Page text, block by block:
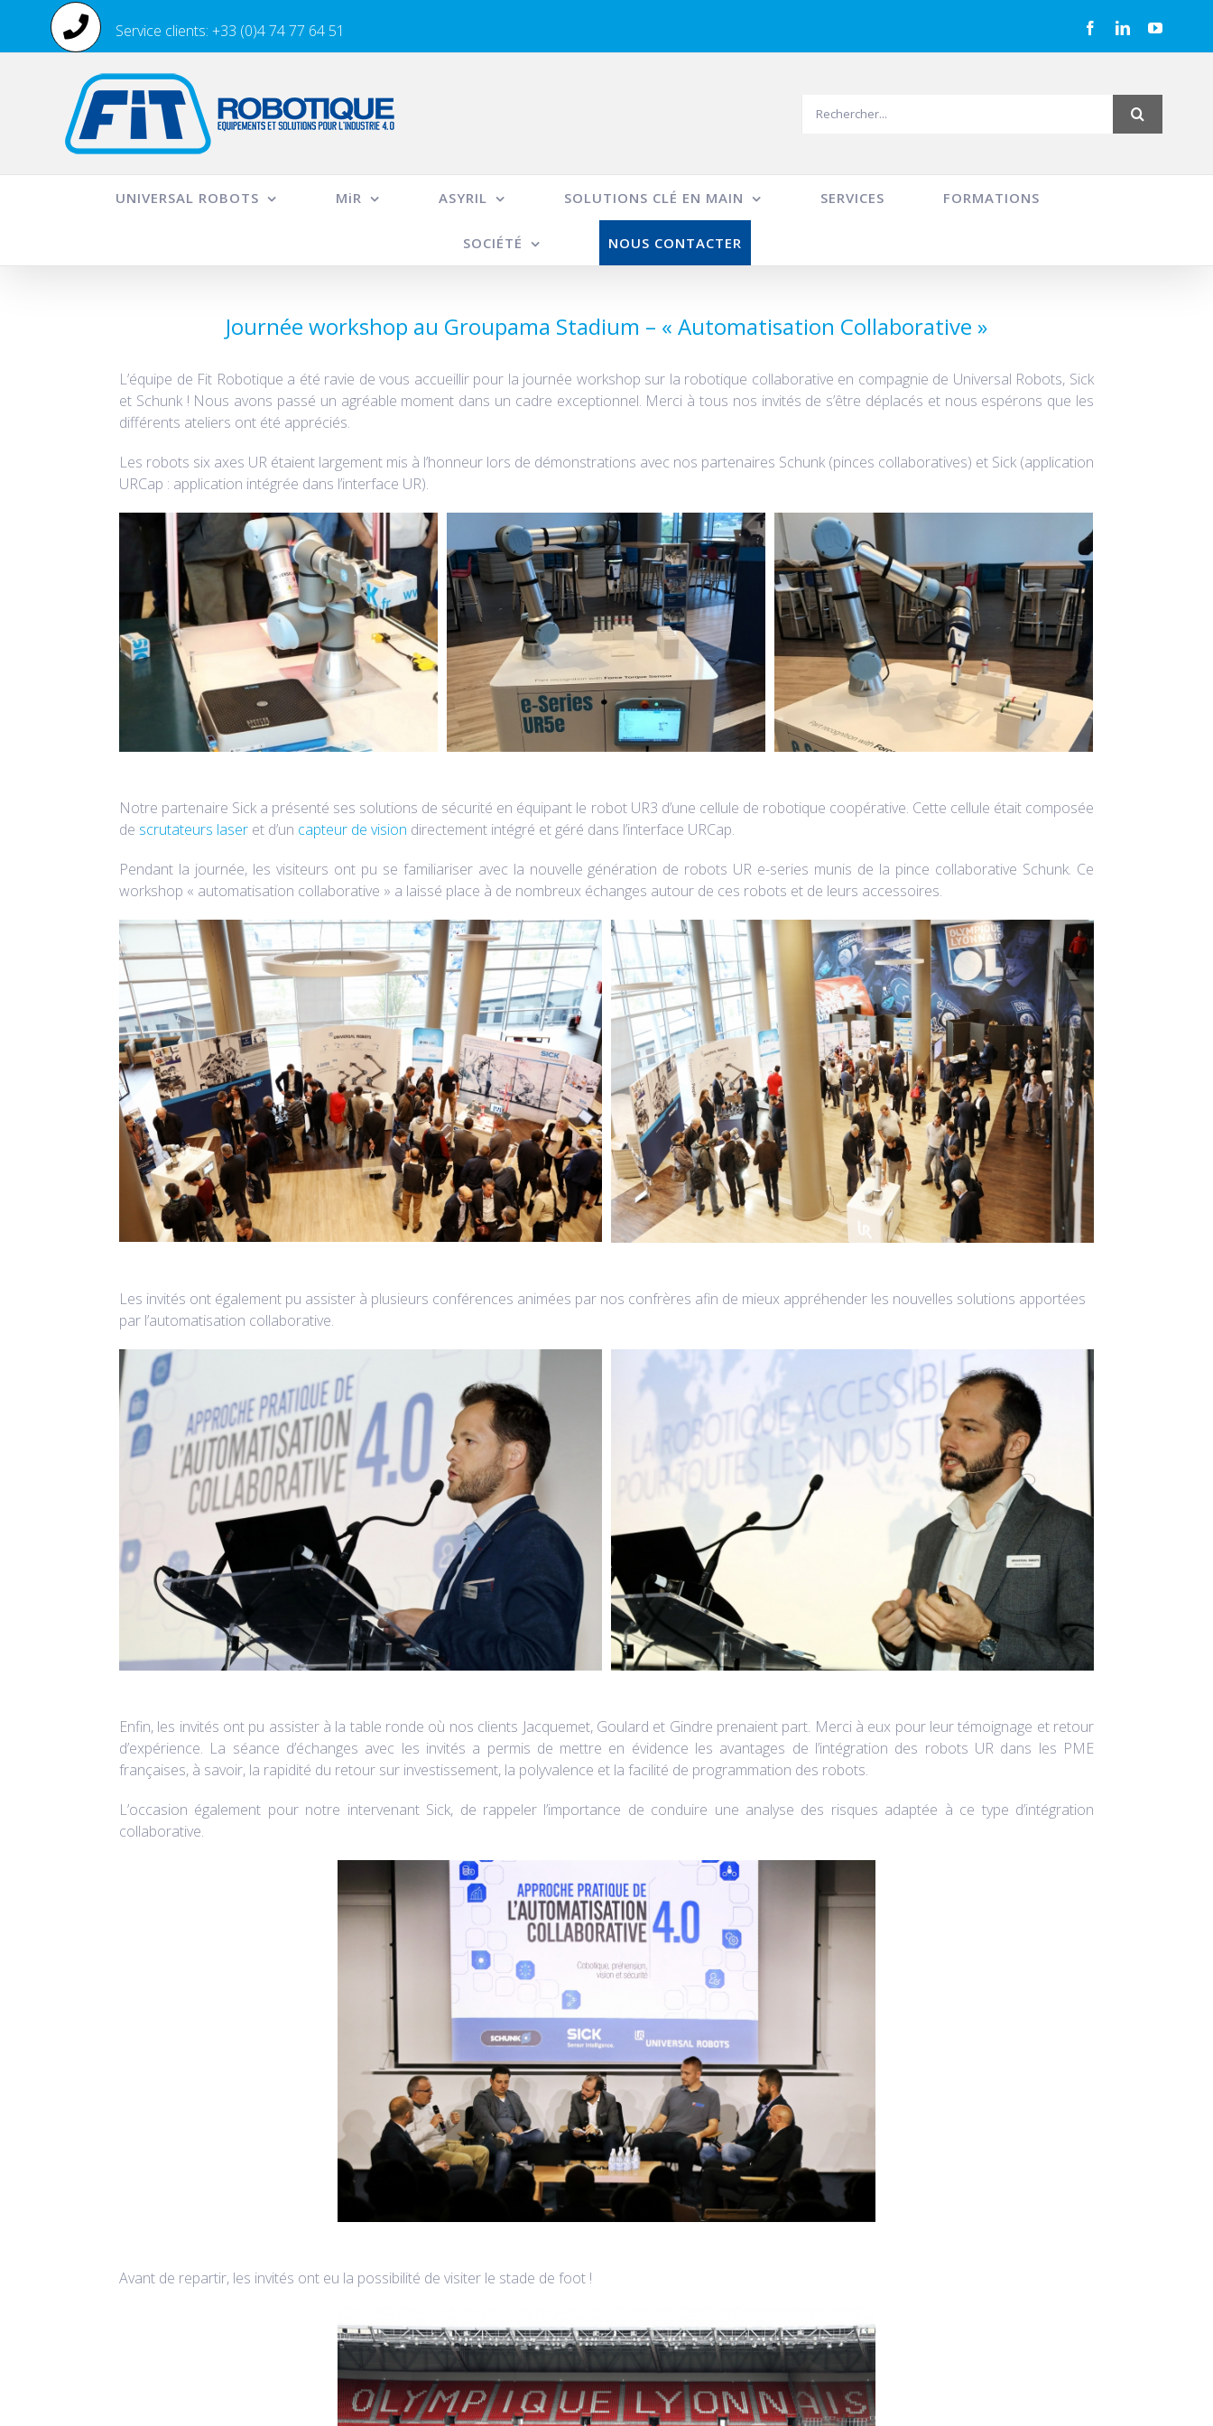
contenu
Service clients: +33 (0)4 74 77 64 51 FacebookLinkedIn
UNIVERSAL ROBOTS MiR ASYRIL SOLUTIONS CLÉ EN MAIN SERVICES FORMATIONS
SOCIÉTÉ NOUS CONTACTER
Journée workshop au Groupama Stadium – « Automatisation Collaborative »
L’équipe de Fit Robotique a été ravie de vous accueillir pour la journée workshop sur la robotique collaborative en compagnie de Universal Robots, Sick
et Schunk ! Nous avons passé un agréable moment dans un cadre exceptionnel. Merci à tous nos invités de s’être déplacés et nous espérons que les
différents ateliers ont été appréciés.
Les robots six axes UR étaient largement mis à l’honneur lors de démonstrations avec nos partenaires Schunk (pinces collaboratives) et Sick (application
URCap : application intégrée dans l’interface UR).
Notre partenaire Sick a présenté ses solutions de sécurité en équipant le robot UR3 d’une cellule de robotique coopérative. Cette cellule était composée
de scrutateurs laser et d’un capteur de vision directement intégré et géré dans l’interface URCap.
Pendant la journée, les visiteurs ont pu se familiariser avec la nouvelle génération de robots UR e-series munis de la pince collaborative Schunk. Ce
workshop « automatisation collaborative » a laissé place à de nombreux échanges autour de ces robots et de leurs accessoires.
Les invités ont également pu assister à plusieurs conférences animées par nos confrères afin de mieux appréhender les nouvelles solutions apportées
par l’automatisation collaborative.
Enfin, les invités ont pu assister à la table ronde où nos clients Jacquemet, Goulard et Gindre prenaient part. Merci à eux pour leur témoignage et retour
d’expérience. La séance d’échanges avec les invités a permis de mettre en évidence les avantages de l’intégration des robots UR dans les PME
françaises, à savoir, la rapidité du retour sur investissement, la polyvalence et la facilité de programmation des robots.
L’occasion également pour notre intervenant Sick, de rappeler l’importance de conduire une analyse des risques adaptée à ce type d’intégration
collaborative.
Avant de repartir, les invités ont eu la possibilité de visiter le stade de foot !